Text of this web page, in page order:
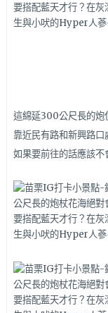
這綿延300公尺長的炮
靠近民有路和新興路口
如果要前往的話應該不